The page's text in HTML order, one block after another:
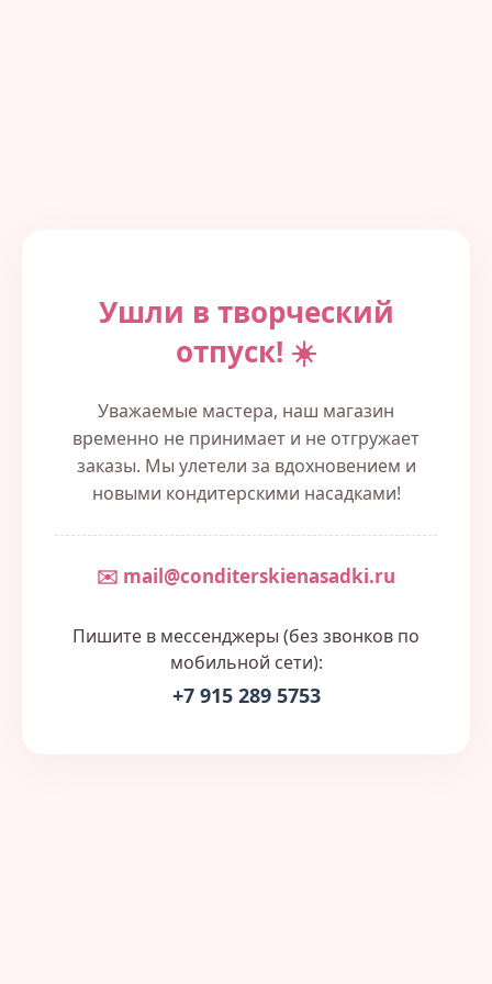
Ушли в творческий
отпуск! ☀️
Уважаемые мастера, наш магазин
временно не принимает и не отгружает
заказы. Мы улетели за вдохновением и
новыми кондитерскими насадками!
✉️ mail@conditerskienasadki.ru
Пишите в мессенджеры (без звонков по
мобильной сети):
+7 915 289 5753